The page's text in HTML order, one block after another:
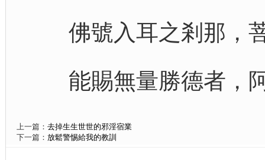
佛號入耳之剎那，
能賜無量勝德者，
上一篇： 去掉生生世世的邪淫宿業
下一篇： 放鬆警惕給我的教訓